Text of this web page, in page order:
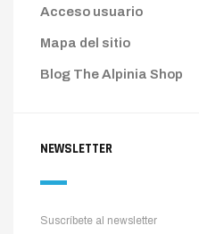
Acceso usuario
Mapa del sitio
Blog The Alpinia Shop
NEWSLETTER
Suscríbete al newsletter